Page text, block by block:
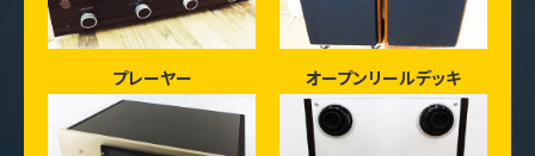
プレーヤー オープンリールデッキ